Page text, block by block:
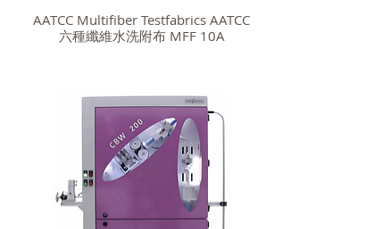
AATCC Multifiber Testfabrics AATCC
六種纖維水洗附布 MFF 10A